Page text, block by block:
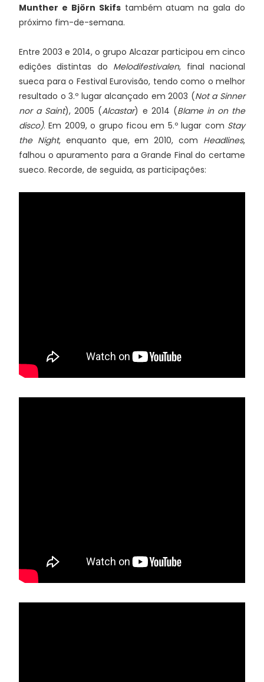
Munther e Björn Skifstambém atuam na gala do
próximo fim-de-semana.
Entre 2003 e 2014, o grupo Alcazar participou em cinco
edições distintas do Melodifestivalen, final nacional
sueca para o Festival Eurovisão, tendo como o melhor
resultado o 3.º lugar alcançado em 2003 (Not a Sinner
nor a Saint), 2005 (Alcastar) e 2014 (Blame in on the
disco). Em 2009, o grupo ficou em 5.º lugar com Stay
the Night, enquanto que, em 2010, com Headlines,
falhou o apuramento para a Grande Final do certame
sueco. Recorde, de seguida, as participações: